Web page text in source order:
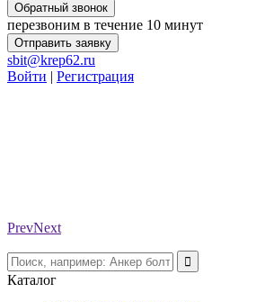
Обратный звонок
перезвоним в течение 10 минут
Отправить заявку
sbit@krep62.ru
Войти | Регистрация
PrevNext
Каталог